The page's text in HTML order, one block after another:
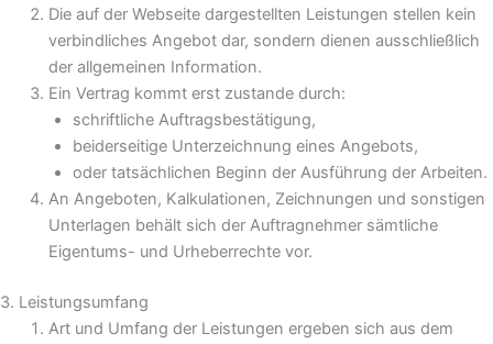
Die auf der Webseite dargestellten Leistungen stellen kein
verbindliches Angebot dar, sondern dienen ausschließlich
der allgemeinen Information.
Ein Vertrag kommt erst zustande durch:
schriftliche Auftragsbestätigung,
beiderseitige Unterzeichnung eines Angebots,
oder tatsächlichen Beginn der Ausführung der Arbeiten.
An Angeboten, Kalkulationen, Zeichnungen und sonstigen
Unterlagen behält sich der Auftragnehmer sämtliche
Eigentums- und Urheberrechte vor.
3. Leistungsumfang
Art und Umfang der Leistungen ergeben sich aus dem